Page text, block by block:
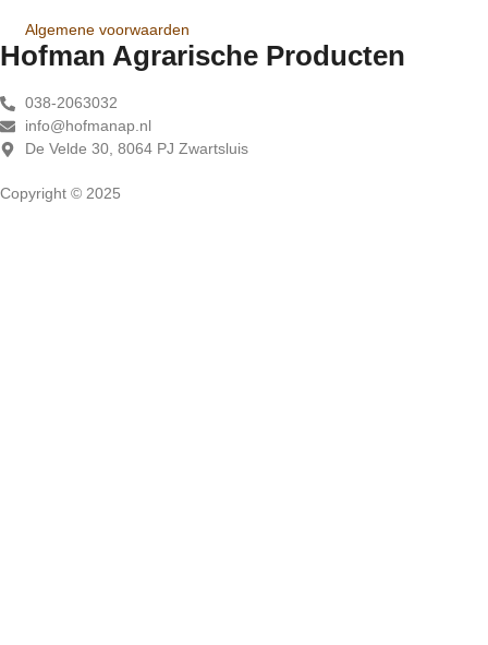
Algemene voorwaarden
Hofman Agrarische Producten
038-2063032
info@hofmanap.nl
De Velde 30, 8064 PJ Zwartsluis
Copyright © 2025